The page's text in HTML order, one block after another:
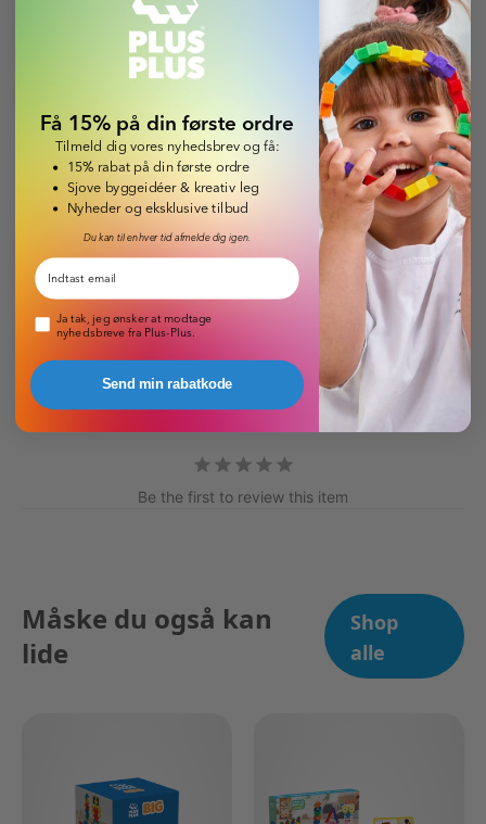
og er godkendt fra 1+ år
Skriv en anmeldelse
Anmeldelser
Be the first to review this item
Måske du også kan
lide
Shop
alle
Få 15% på din første ordre
Tilmeld dig vores nyhedsbrev og få:
15% rabat på din første ordre
Sjove byggeidéer & kreativ leg
Nyheder og eksklusive tilbud
Du kan til enhver tid afmelde dig igen.
Email
Pop-up nyhedsbrev
Ja tak, jeg ønsker at modtage
nyhedsbreve fra Plus-Plus.
Send min rabatkode